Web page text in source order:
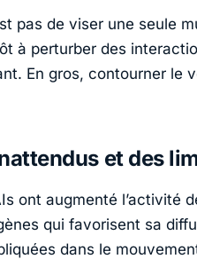
pas de viser une seule
à perturber des
En gros, contourner le
et des
ont augmenté l’activité
qui favorisent sa
dans le